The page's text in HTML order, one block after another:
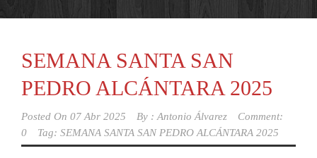
SEMANA SANTA SAN
PEDRO ALCÁNTARA 2025
Posted On 07 Abr 2025 By : Antonio Álvarez
Comment:
0
Tag: SEMANA SANTA SAN PEDRO ALCÁNTARA 2025